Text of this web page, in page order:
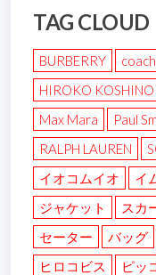
TAG CLOUD
BURBERRY coach
HIROKO KOSHINO
Max Mara
Paul
RALPH LAUREN
イオコムイオ
イ
ジャケット
スカ
セーター
バッグ
ヒロコビス
ピッ